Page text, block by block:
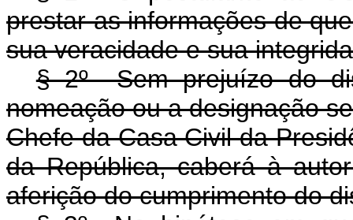
prestar as informações de
sua veracidade e sua
§ 2º Sem prejuízo do
nomeação ou a designação
Chefe da Casa Civil da
da República, caberá à
aferição do cumprimento do